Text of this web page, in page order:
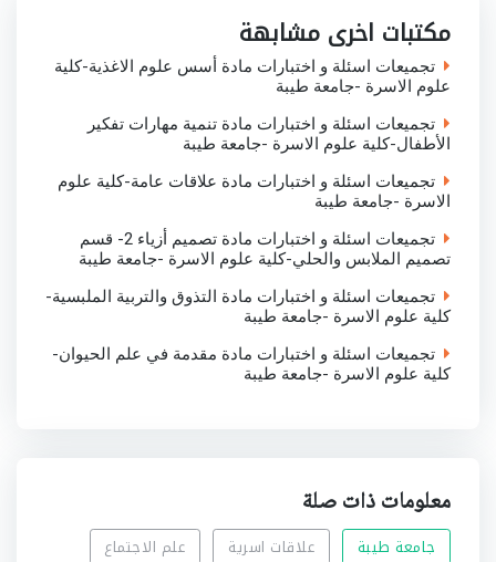
p
p n
مكتبات اخرى مشابهة
تجميعات اسئلة و اختبارات مادة أسس علوم الاغذية-كلية
علوم الاسرة -جامعة طيبة
تجميعات اسئلة و اختبارات مادة تنمية مهارات تفكير
الأطفال-كلية علوم الاسرة -جامعة طيبة
تجميعات اسئلة و اختبارات مادة علاقات عامة-كلية علوم
الاسرة -جامعة طيبة
تجميعات اسئلة و اختبارات مادة تصميم أزياء 2- قسم
تصميم الملابس والحلي-كلية علوم الاسرة -جامعة طيبة
تجميعات اسئلة و اختبارات مادة التذوق والتربية الملبسية-
كلية علوم الاسرة -جامعة طيبة
تجميعات اسئلة و اختبارات مادة مقدمة في علم الحيوان-
كلية علوم الاسرة -جامعة طيبة
معلومات ذات صلة
جامعة طيبة علاقات اسرية
علم الاجتماع